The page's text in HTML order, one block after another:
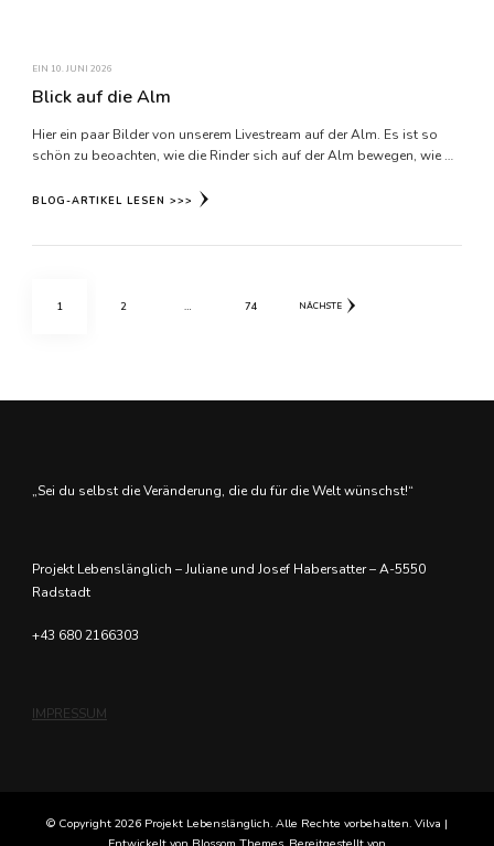
EIN 10. JUNI 2026
Blick auf die Alm
Hier ein paar Bilder von unserem Livestream auf der Alm. Es ist so
schön zu beoachten, wie die Rinder sich auf der Alm bewegen, wie …
BLOG-ARTIKEL LESEN >>>
SEITE
1 SEITE
2 … SEITE
74 NÄCHSTE
„Sei du selbst die Veränderung, die du für die Welt wünschst!“
Projekt Lebenslänglich – Juliane und Josef Habersatter – A-5550
Radstadt
+43 680 2166303
IMPRESSUM
© Copyright 2026 Projekt Lebenslänglich. Alle Rechte vorbehalten. Vilva |